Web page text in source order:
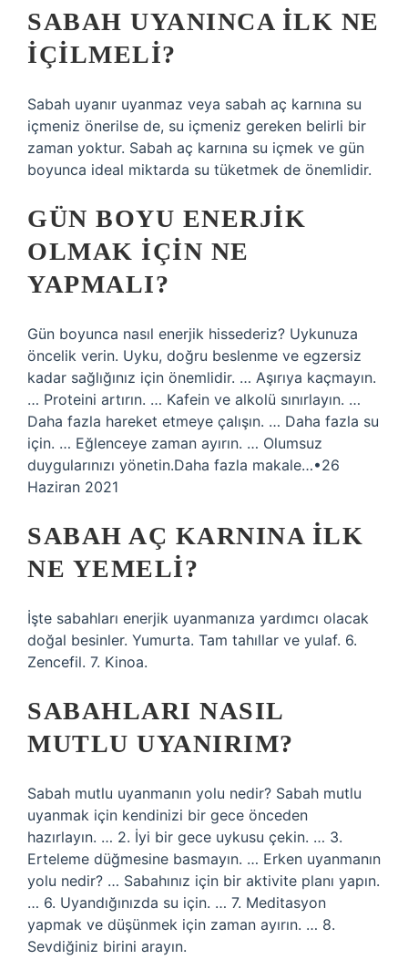
SABAH UYANINCA ILK NE
IÇILMELI?
Sabah uyanır uyanmaz veya sabah aç karnına su
içmeniz önerilse de, su içmeniz gereken belirli bir
zaman yoktur. Sabah aç karnına su içmek ve gün
boyunca ideal miktarda su tüketmek de önemlidir.
GÜN BOYU ENERJIK
OLMAK IÇIN NE
YAPMALI?
Gün boyunca nasıl enerjik hissederiz? Uykunuza
öncelik verin. Uyku, doğru beslenme ve egzersiz
kadar sağlığınız için önemlidir. … Aşırıya kaçmayın.
… Proteini artırın. … Kafein ve alkolü sınırlayın. …
Daha fazla hareket etmeye çalışın. … Daha fazla su
için. … Eğlenceye zaman ayırın. … Olumsuz
duygularınızı yönetin.Daha fazla makale…•26
Haziran 2021
SABAH AÇ KARNINA ILK
NE YEMELI?
İşte sabahları enerjik uyanmanıza yardımcı olacak
doğal besinler. Yumurta. Tam tahıllar ve yulaf. 6.
Zencefil. 7. Kinoa.
SABAHLARI NASIL
MUTLU UYANIRIM?
Sabah mutlu uyanmanın yolu nedir? Sabah mutlu
uyanmak için kendinizi bir gece önceden
hazırlayın. … 2. İyi bir gece uykusu çekin. … 3.
Erteleme düğmesine basmayın. … Erken uyanmanın
yolu nedir? … Sabahınız için bir aktivite planı yapın.
… 6. Uyandığınızda su için. … 7. Meditasyon
yapmak ve düşünmek için zaman ayırın. … 8.
Sevdiğiniz birini arayın.